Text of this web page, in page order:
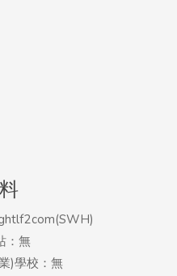
：無
)學校：無